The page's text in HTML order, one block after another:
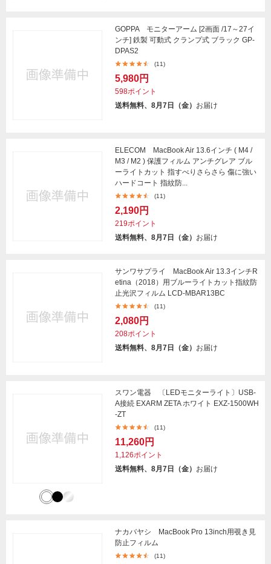
GOPPA モニターアーム [2画面 /17～27イ
ンチ] 鉄製 可動式 クランプ式 ブラック GP-
DPAS2
(11)
5,980円
598ポイント
送料無料、8月7日（金） お届け
ELECOM MacBook Air 13.6インチ ( M4 /
M3 / M2 ) 保護フィルム アンチグレア ブル
ーライトカット 指すべりさらさら 傷に強い
ハードコート 指紋防...
(11)
2,190円
219ポイント
送料無料、8月7日（金） お届け
サンワサプライ MacBook Air 13.3インチR
etina（2018）用ブルーライトカット指紋防
止光沢フィルム LCD-MBAR13BC
(11)
2,080円
208ポイント
送料無料、8月7日（金） お届け
スワン電器 〔LEDモニターライト〕USB-
A接続 EXARM ZETA ホワイト EXZ-1500WH
-ZT
(11)
11,260円
1,126ポイント
送料無料、8月7日（金） お届け
ナカバヤシ MacBook Pro 13inch用覗き見
防止フィルム
(11)